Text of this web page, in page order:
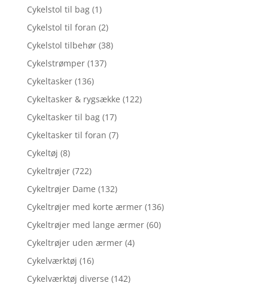
Cykelstol til bag (1)
Cykelstol til foran (2)
Cykelstol tilbehør (38)
Cykelstrømper (137)
Cykeltasker (136)
Cykeltasker & rygsække (122)
Cykeltasker til bag (17)
Cykeltasker til foran (7)
Cykeltøj (8)
Cykeltrøjer (722)
Cykeltrøjer Dame (132)
Cykeltrøjer med korte ærmer (136)
Cykeltrøjer med lange ærmer (60)
Cykeltrøjer uden ærmer (4)
Cykelværktøj (16)
Cykelværktøj diverse (142)